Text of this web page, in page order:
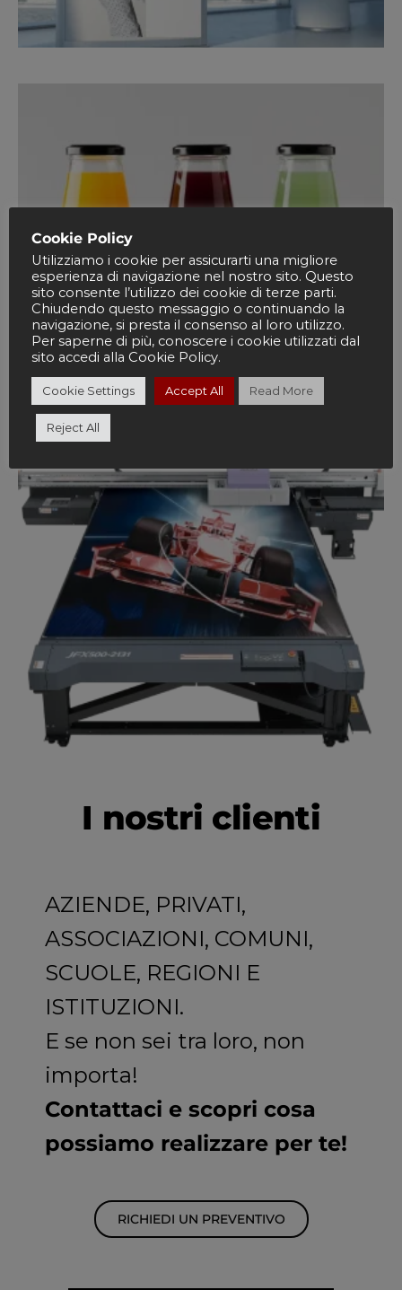
I nostri clienti
AZIENDE, PRIVATI,
ASSOCIAZIONI, COMUNI,
SCUOLE, REGIONI E
ISTITUZIONI.
E se non sei tra loro, non
importa!
Contattaci e scopri cosa
possiamo realizzare per te!
RICHIEDI UN PREVENTIVO
Cookie Policy
Utilizziamo i cookie per assicurarti una migliore
esperienza di navigazione nel nostro sito. Questo
sito consente l’utilizzo dei cookie di terze parti.
Chiudendo questo messaggio o continuando la
navigazione, si presta il consenso al loro utilizzo.
Per saperne di più, conoscere i cookie utilizzati dal
sito accedi alla Cookie Policy.
Cookie Settings Accept All Read More
Reject All